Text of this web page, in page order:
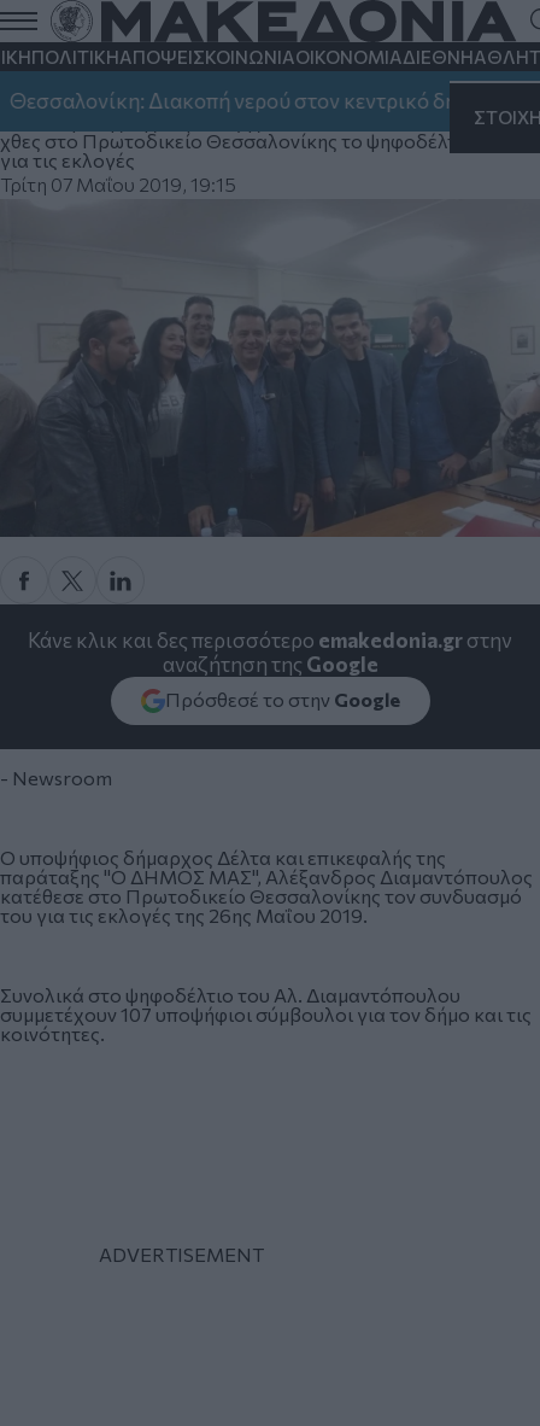
ΠΟΛΙΤΙΚΗΑΠΟΨΕΙΣΚΟΙΝΩΝΙΑΟΙΚΟΝΟΜΙΑΔΙΕΘΝΗ
Διακοπή νερού στον κεντρικό δήμο, στην
Συνδυασμό με 107 υποψήφιους από τον
Αλέξανδρο Διαμαντόπουλο στο δήμο
Δέλτα
O επικεφαλής της παράταξης "Ο ΔΗΜΟΣ ΜΑΣ", κατέθεσε
χθες στο Πρωτοδικείο Θεσσαλονίκης το ψηφοδέλτιο του
για τις εκλογές
Τρίτη 07 Μαΐου 2019, 19:15
Κάνε κλικ και δες περισσότερο emakedonia.grστην
αναζήτηση της Google
Πρόσθεσέ το στην Google
- Newsroom
Ο υποψήφιος δήμαρχος Δέλτα και επικεφαλής της
παράταξης "Ο ΔΗΜΟΣ ΜΑΣ", Αλέξανδρος Διαμαντόπουλος
κατέθεσε στο Πρωτοδικείο Θεσσαλονίκης τον συνδυασμό
του για τις εκλογές της 26ης Μαΐου 2019.
Συνολικά στο ψηφοδέλτιο του Αλ. Διαμαντόπουλου
συμμετέχουν 107 υποψήφιοι σύμβουλοι για τον δήμο και τις
κοινότητες.